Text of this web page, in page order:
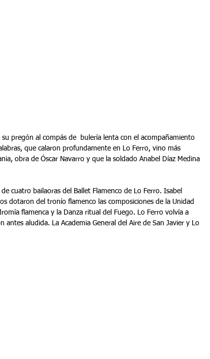
pregón al compás de  bulería lenta con el acompañamiento
que calaron profundamente en Lo Ferro, vino más
obra de Óscar Navarro y que la soldado Anabel Díaz Medina
cuatro bailaoras del Ballet Flamenco de Lo Ferro. Isabel
dotaron del tronío flamenco las composiciones de la Unidad
flamenca y la Danza ritual del Fuego. Lo Ferro volvía a
aludida. La Academia General del Aire de San Javier y Lo